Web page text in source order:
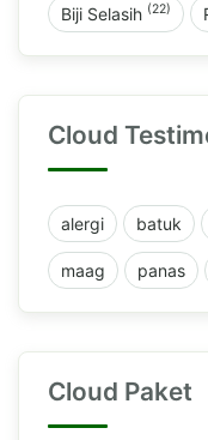
Biji Selasih (22)
Cloud
alergi batuk
maag panas
Cloud Paket